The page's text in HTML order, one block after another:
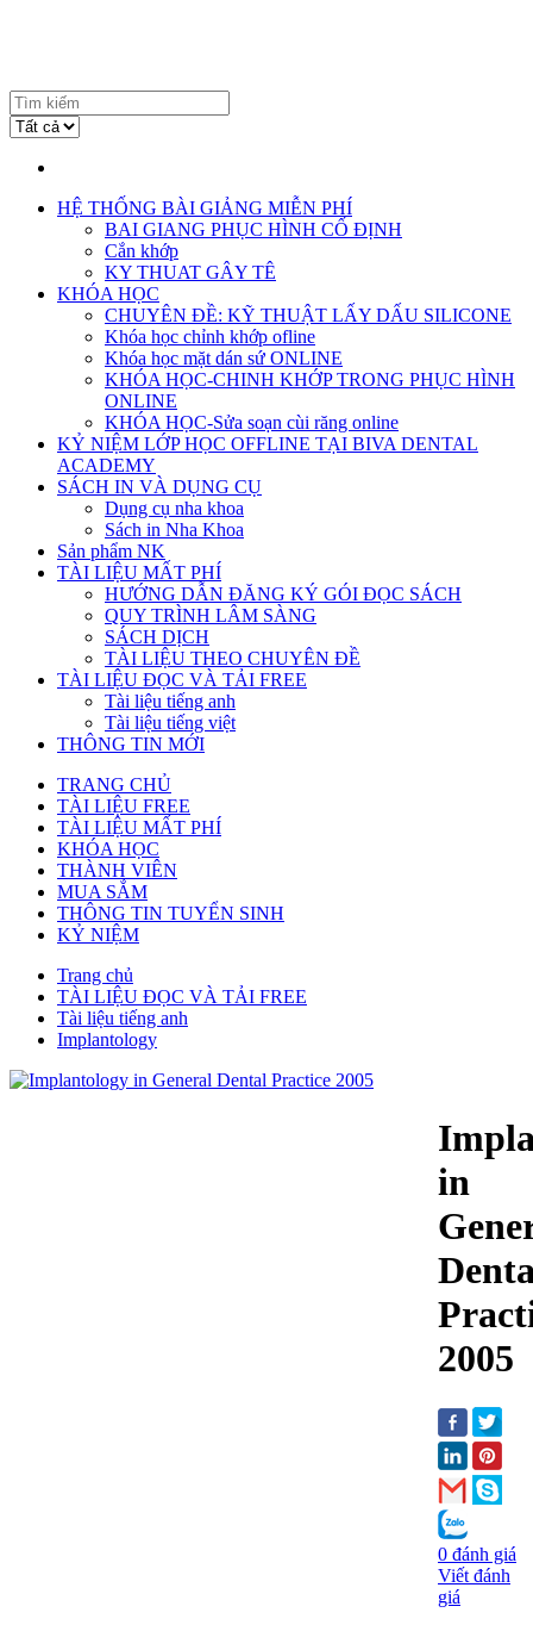
HỆ THỐNG BÀI GIẢNG MIỄN PHÍ
BAI GIANG PHỤC HÌNH CỐ ĐỊNH
Cắn khớp
KY THUAT GÂY TÊ
KHÓA HỌC
CHUYÊN ĐỀ: KỸ THUẬT LẤY DẤU SILICONE
Khóa học chỉnh khớp ofline
Khóa học mặt dán sứ ONLINE
KHÓA HỌC-CHINH KHỚP TRONG PHỤC HÌNH
ONLINE
KHÓA HỌC-Sửa soạn cùi răng online
KỶ NIỆM LỚP HỌC OFFLINE TẠI BIVA DENTAL
ACADEMY
SÁCH IN VÀ DỤNG CỤ
Dụng cụ nha khoa
Sách in Nha Khoa
Sản phẩm NK
TÀI LIỆU MẤT PHÍ
HƯỚNG DẪN ĐĂNG KÝ GÓI ĐỌC SÁCH
QUY TRÌNH LÂM SÀNG
SÁCH DỊCH
TÀI LIỆU THEO CHUYÊN ĐỀ
TÀI LIỆU ĐỌC VÀ TẢI FREE
Tài liệu tiếng anh
Tài liệu tiếng việt
THÔNG TIN MỚI
TRANG CHỦ
TÀI LIỆU FREE
TÀI LIỆU MẤT PHÍ
KHÓA HỌC
THÀNH VIÊN
MUA SẮM
THÔNG TIN TUYỂN SINH
KỶ NIỆM
Trang chủ
TÀI LIỆU ĐỌC VÀ TẢI FREE
Tài liệu tiếng anh
Implantology
in
2005
0 đánh giá
Viết đánh
giá